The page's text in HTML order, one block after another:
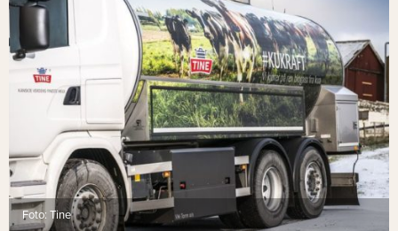
Foto: Tine